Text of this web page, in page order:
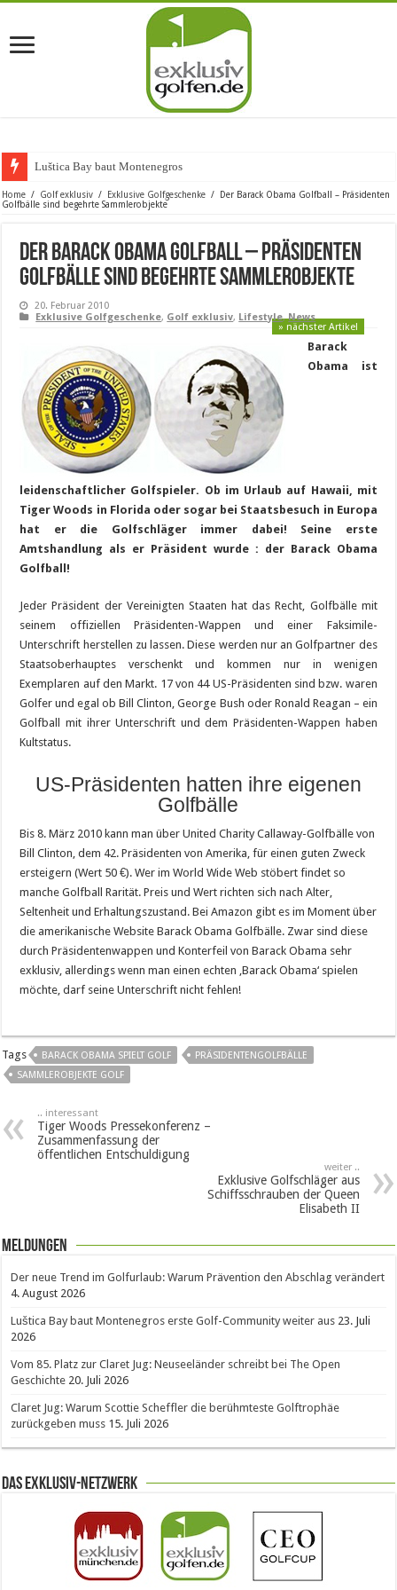
Luštica Bay baut Montenegros erste
Home / Golf exklusiv / Exklusive Golfgeschenke /
Der Barack Obama Golfball – Präsidenten
Golfbälle sind begehrte Sammlerobjekte
Der Barack Obama Golfball – Präsidenten
Golfbälle sind begehrte Sammlerobjekte
20. Februar 2010
Exklusive Golfgeschenke, Golf exklusiv, Lifestyle,News
» nächster Artikel
Barack
Obama ist
leidenschaftlicher Golfspieler. Ob im Urlaub auf Hawaii, mit
Tiger Woods in Florida oder sogar bei Staatsbesuch in Europa
hat er die Golfschläger immer dabei! Seine erste
Amtshandlung als er Präsident wurde : der Barack Obama
Golfball!
Jeder Präsident der Vereinigten Staaten hat das Recht, Golfbälle mit
seinem offiziellen Präsidenten-Wappen und einer Faksimile-
Unterschrift herstellen zu lassen. Diese werden nur an Golfpartner des
Staatsoberhauptes verschenkt und kommen nur in wenigen
Exemplaren auf den Markt. 17 von 44 US-Präsidenten sind bzw. waren
Golfer und egal ob Bill Clinton, George Bush oder Ronald Reagan – ein
Golfball mit ihrer Unterschrift und dem Präsidenten-Wappen haben
Kultstatus.
US-Präsidenten hatten ihre eigenen
Golfbälle
Bis 8. März 2010 kann man über United Charity Callaway-Golfbälle von
Bill Clinton, dem 42. Präsidenten von Amerika, für einen guten Zweck
ersteigern (Wert 50 €). Wer im World Wide Web stöbert findet so
manche Golfball Rarität. Preis und Wert richten sich nach Alter,
Seltenheit und Erhaltungszustand. Bei Amazon gibt es im Moment über
die amerikanische Website Barack Obama Golfbälle. Zwar sind diese
durch Präsidentenwappen und Konterfeil von Barack Obama sehr
exklusiv, allerdings wenn man einen echten ‚Barack Obama‘ spielen
möchte, darf seine Unterschrift nicht fehlen!
Tags BARACK OBAMA SPIELT GOLF
PRÄSIDENTENGOLFBÄLLE
SAMMLEROBJEKTE GOLF
.. interessant
Tiger Woods Pressekonferenz –
Zusammenfassung der
öffentlichen Entschuldigung
weiter ..
Exklusive Golfschläger aus
Schiffsschrauben der Queen
Elisabeth II
Meldungen
Der neue Trend im Golfurlaub: Warum Prävention den Abschlag verändert
4. August 2026
Luštica Bay baut Montenegros erste Golf-Community weiter aus 23. Juli
2026
Vom 85. Platz zur Claret Jug: Neuseeländer schreibt bei The Open
Geschichte 20. Juli 2026
Claret Jug: Warum Scottie Scheffler die berühmteste Golftrophäe
zurückgeben muss 15. Juli 2026
Das Exklusiv-Netzwerk